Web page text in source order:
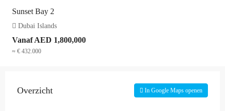
Sunset Bay 2
Dubai Islands
VanafAED 1,800,000
≈ € 432.000
Overzicht In Google Maps openen